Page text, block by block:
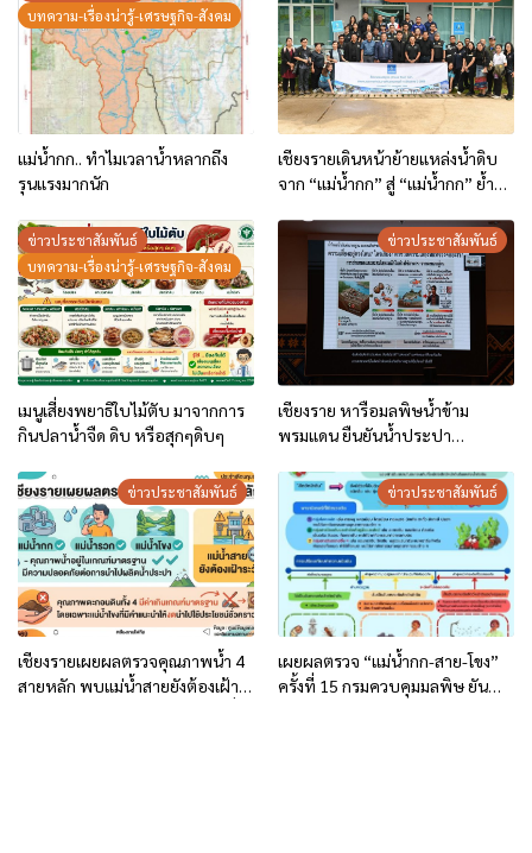
บทความ-เรื่องน่ารู้-เศรษฐกิจ-สังคม
แม่น้ำกก.. ทำไมเวลาน้ำหลากถึง
รุนแรงมากนัก
เชียงรายเดินหน้าย้ายแหล่งน้ำดิบ
จาก “แม่น้ำกก” สู่ “แม่น้ำกก” ย้ำน้ำ
มาตรฐาน
ข่าวประชาสัมพันธ์
บทความ-เรื่องน่ารู้-เศรษฐกิจ-สังคม
เมนูเสี่ยงพยาธิใบไม้ตับ มาจากการ
กินปลาน้ำจืด ดิบ หรือสุกๆดิบๆ
ข่าวประชาสัมพันธ์
เชียงราย หารือมลพิษน้ำข้าม
พรมแดน ยืนยันน้ำประปา
ระบบนิเวศ
ข่าวประชาสัมพันธ์
เชียงรายเผยผลตรวจคุณภาพน้ำ 4
สายหลัก พบแม่น้ำสายยังต้องเฝ้า
ข่าวประชาสัมพันธ์
เผยผลตรวจ “แม่น้ำกก-สาย-โขง”
ครั้งที่ 15 กรมควบคุมมลพิษ ยัน